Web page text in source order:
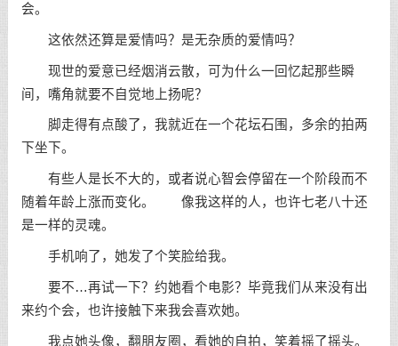
会。
这依然还算是爱情吗？是无杂质的爱情吗？
现世的爱意已经烟消云散，可为什么一回忆起那些瞬
间，嘴角就要不自觉地上扬呢？
脚走得有点酸了，我就近在一个花坛石围，多余的拍两
下坐下。
有些人是长不大的，或者说心智会停留在一个阶段而不
随着年龄上涨而变化。 像我这样的人，也许七老八十还
是一样的灵魂。
手机响了，她发了个笑脸给我。
要不…再试一下？约她看个电影？毕竟我们从来没有出
来约个会，也许接触下来我会喜欢她。
我点她头像，翻朋友圈，看她的自拍，笑着摇了摇头。